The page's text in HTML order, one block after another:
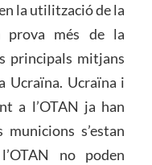
la utilització de la
prova més de la
principals mitjans
Ucraïna. Ucraïna i
a l’OTAN ja han
s’estan
no poden